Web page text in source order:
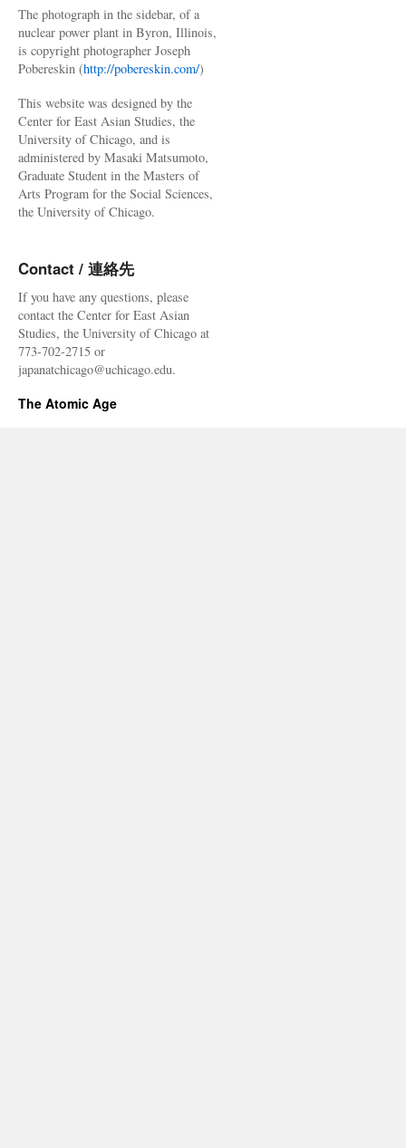
The photograph in the sidebar, of a
nuclear power plant in Byron, Illinois,
is copyright photographer Joseph
Pobereskin (http://pobereskin.com/)
This website was designed by the
Center for East Asian Studies, the
University of Chicago, and is
administered by Masaki Matsumoto,
Graduate Student in the Masters of
Arts Program for the Social Sciences,
the University of Chicago.
Contact / 連絡先
If you have any questions, please
contact the Center for East Asian
Studies, the University of Chicago at
773-702-2715 or
japanatchicago@uchicago.edu.
The Atomic Age